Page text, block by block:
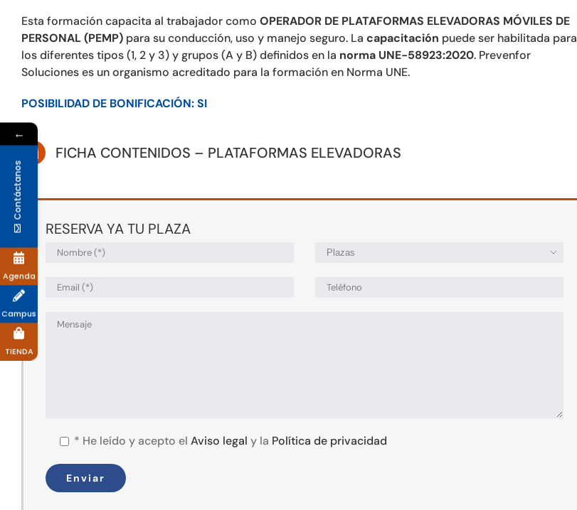
Esta formación capacita al trabajador como OPERADOR DE PLATAFORMAS ELEVADORAS MÓVILES DE
PERSONAL (PEMP) para su conducción, uso y manejo seguro. La capacitación puede ser habilitada para
los diferentes tipos (1, 2 y 3) y grupos (A y B) definidos en la norma UNE-58923:2020. Prevenfor
Soluciones es un organismo acreditado para la formación en Norma UNE.
POSIBILIDAD DE BONIFICACIÓN: SI
FICHA CONTENIDOS – PLATAFORMAS ELEVADORAS
RESERVA YA TU PLAZA

* He leído y acepto el Aviso legal y la Política de privacidad
←
Contáctanos
Agenda
Campus
TIENDA